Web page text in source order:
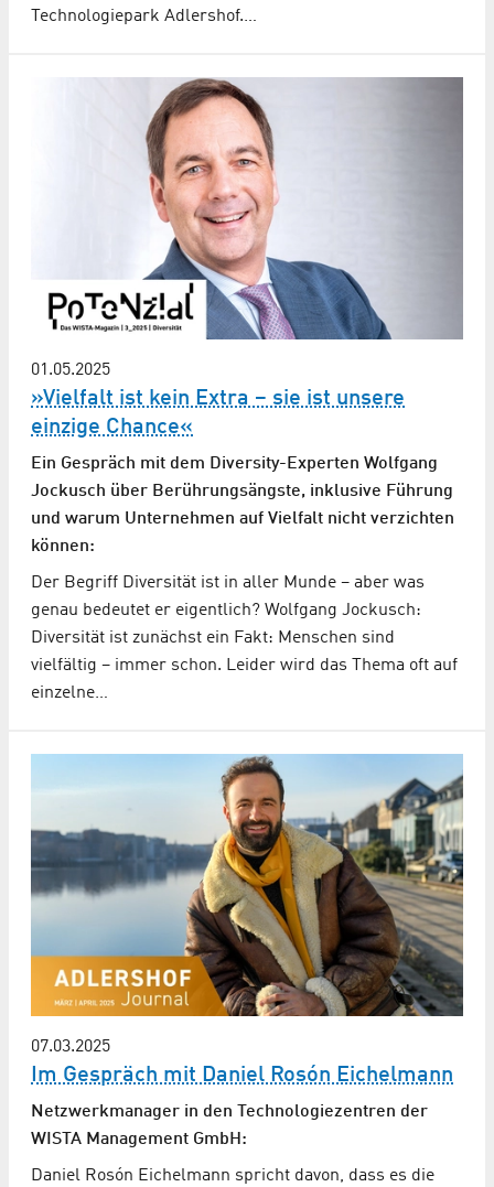
Technologiepark Adlershof.…
01.05.2025
»Vielfalt ist kein Extra – sie ist unsere
einzige Chance«
Ein Gespräch mit dem Diversity-Experten Wolfgang
Jockusch über Berührungsängste, inklusive Führung
und warum Unternehmen auf Vielfalt nicht verzichten
können:
Der Begriff Diversität ist in aller Munde – aber was
genau bedeutet er eigentlich? Wolfgang Jockusch:
Diversität ist zunächst ein Fakt: Menschen sind
vielfältig – immer schon. Leider wird das Thema oft auf
einzelne…
07.03.2025
Im Gespräch mit Daniel Rosón Eichelmann
Netzwerkmanager in den Technologiezentren der
WISTA Management GmbH:
Daniel Rosón Eichelmann spricht davon, dass es die